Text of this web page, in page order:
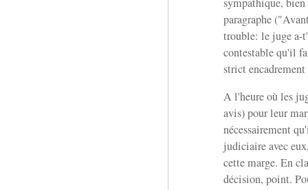
paragraphe
trouble: le juge a-
contestable qu'il
strict
A l'heure où les
avis) pour leur
nécessairement
judiciaire avec
cette marge. En
décision, point.